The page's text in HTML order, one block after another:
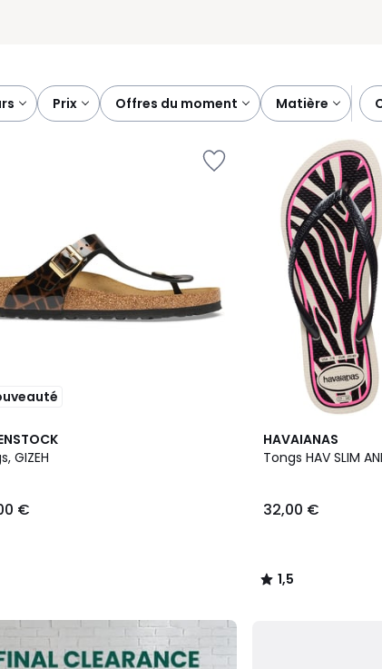
prix offres du moment matière
GIZEH
€
HAVAIANAS
Tongs HAV SLIM
32,00 €
1,5
/
2
Couleurs
1,5
/